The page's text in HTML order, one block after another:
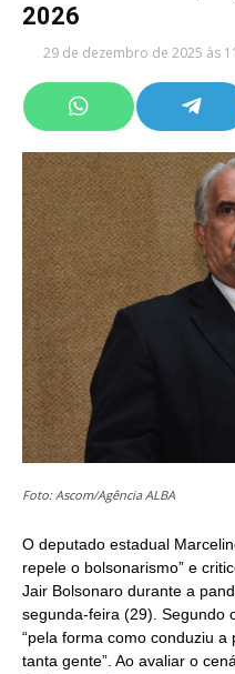
2026
29 de dezembro de 2025 às
Share
on
Share
on
Foto: Ascom/Agência ALBA
O deputado estadual
repele o bolsonarismo” e
Jair Bolsonaro durante a
segunda-feira (29). Segundo
“pela forma como conduziu
tanta gente”. Ao avaliar o